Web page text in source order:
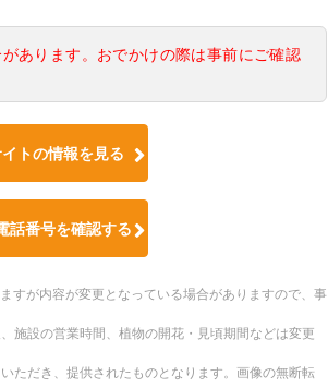
あります。おでかけの際は事前にご確認
トの情報を見る
話番号を確認する
すが内容が変更となっている場合がありますので、事
施設の営業時間、植物の開花・見頃期間などは変更
ただき、提供されたものとなります。画像の無断転